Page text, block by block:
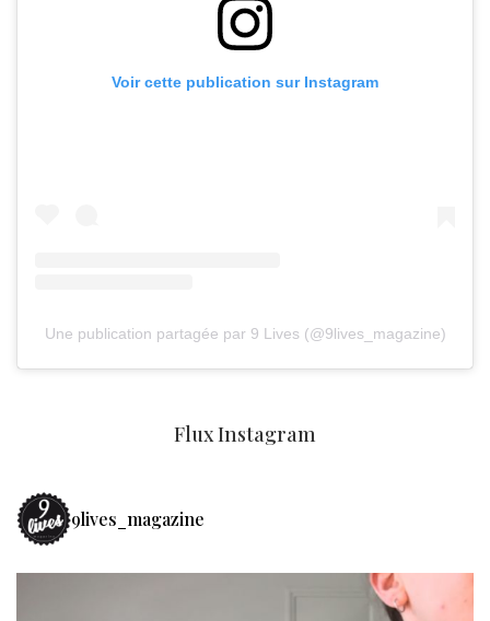
Voir cette publication sur Instagram
Une publication partagée par 9 Lives (@9lives_magazine)
Flux Instagram
9lives_magazine